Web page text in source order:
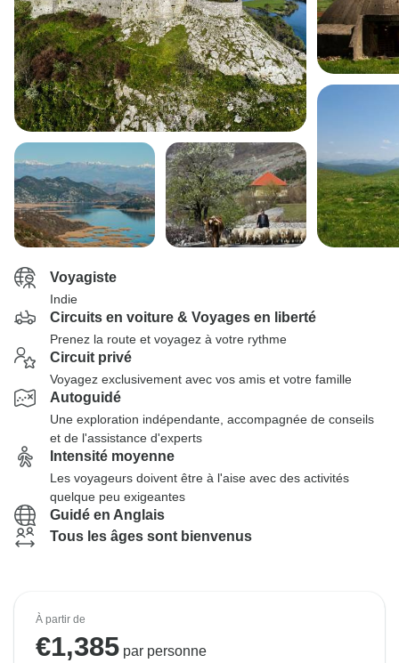
Voyagiste
Indie
Circuits en voiture & Voyages en liberté
Prenez la route et voyagez à votre rythme
Circuit privé
Voyagez exclusivement avec vos amis et votre famille
Autoguidé
Une exploration indépendante, accompagnée de conseils
et de l'assistance d'experts
Intensité moyenne
Les voyageurs doivent être à l'aise avec des activités
quelque peu exigeantes
Guidé en Anglais
Tous les âges sont bienvenus
À partir de
€1,385 par personne